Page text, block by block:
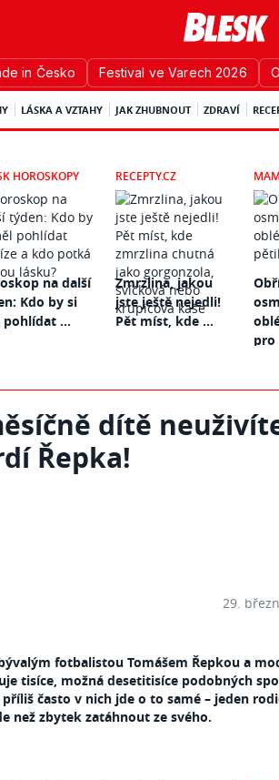
in Česko Festival ve Varech 2026
LÁSKA A VZTAHY JAK ZHUBNOUT ZDRAVÍ
HOROSKOPY
na další
Kdo by si
pohlídat ...
RECEPTY.CZ
Zmrzlina, jakou
jste ještě nejedli!
Pět míst, kde ...
pro
dítě
Řepka!
29.
fotbalistou Tomášem Řepkou a
tisíce, možná desetitisíce podobných
často v nich jde o to samé – jeden
než zbytek zatáhnout ze svého.